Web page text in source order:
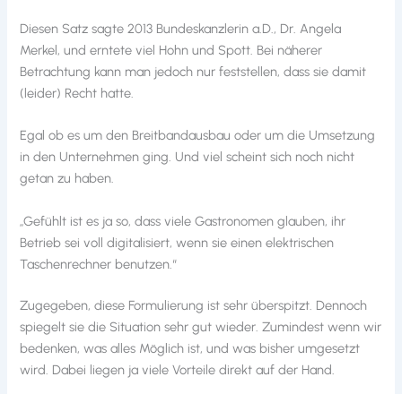
Diesen Satz sagte 2013 Bundeskanzlerin a.D., Dr. Angela
Merkel, und erntete viel Hohn und Spott. Bei näherer
Betrachtung kann man jedoch nur feststellen, dass sie damit
(leider) Recht hatte.
Egal ob es um den Breitbandausbau oder um die Umsetzung
in den Unternehmen ging. Und viel scheint sich noch nicht
getan zu haben.
„Gefühlt ist es ja so, dass viele Gastronomen glauben, ihr
Betrieb sei voll digitalisiert, wenn sie einen elektrischen
Taschenrechner benutzen.“
Zugegeben, diese Formulierung ist sehr überspitzt. Dennoch
spiegelt sie die Situation sehr gut wieder. Zumindest wenn wir
bedenken, was alles Möglich ist, und was bisher umgesetzt
wird. Dabei liegen ja viele Vorteile direkt auf der Hand.